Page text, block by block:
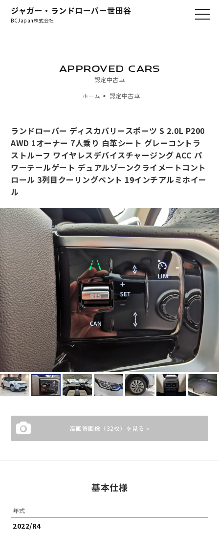
ジャガー・ランドローバー世田谷
BCJapan株式会社
認定中古車
APPROVED CARS
ホーム 認定中古車
ランドローバー ディスカバリースポーツ S 2.0L P200
AWD 1オーナー 7人乗り 白革シート グレーコントラ
ストルーフ ワイヤレスデバイスチャージング ACC パ
ワーテールゲート デュアルゾーンクライメートコント
ロール 3列目クーリングベント 19インチアルミホイー
ル
高画質画像（32枚）を見る »
基本仕様
年式
2022/R4